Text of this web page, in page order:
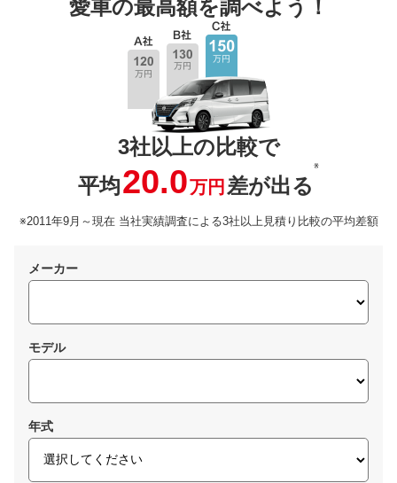
愛車の最高額を調べよう！
3社以上の比較で
平均20.0万円 差が出る
※
※2011年9月～現在 当社実績調査による3社以上見積り比較の平均差額
メーカー
モデル
年式